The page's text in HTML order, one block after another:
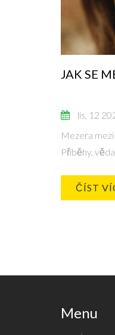
JAK SE
lis, 12
Mezera
Příběhy,
ČÍST
Menu